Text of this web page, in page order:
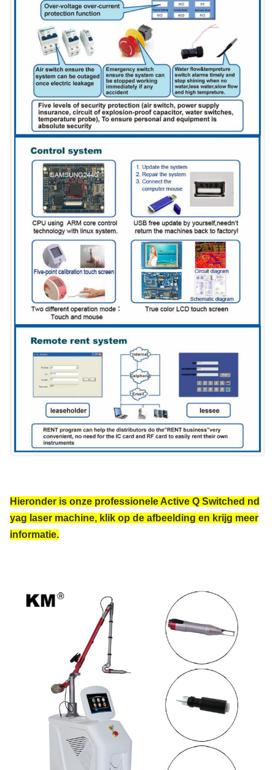
Hieronder is onze professionele Active Q Switched nd
yag laser machine, klik op de afbeelding en krijg meer
informatie.